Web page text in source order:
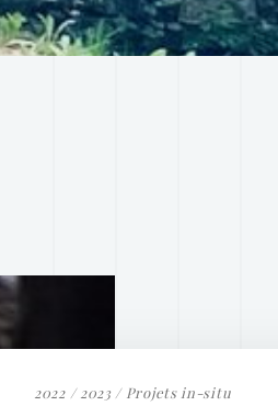
2022 / 2023 / Projets in-situ